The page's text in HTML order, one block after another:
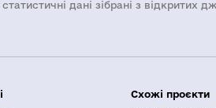
дані зібрані з відкритих
Схожі проєкти